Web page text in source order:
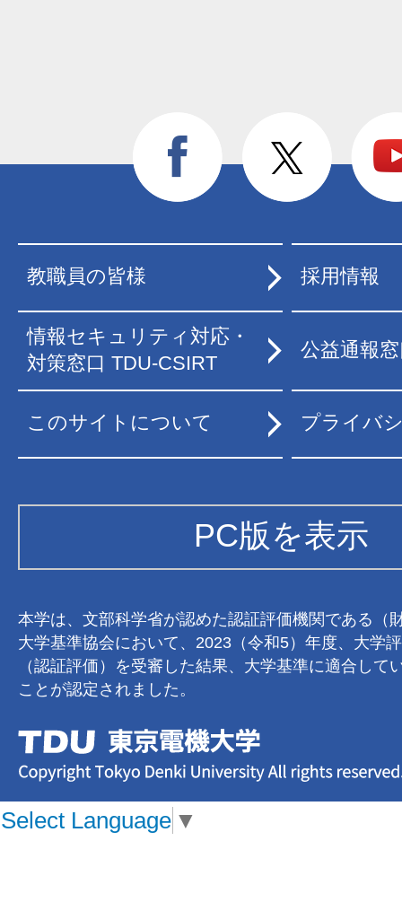
教職員の皆様 採用情報
情報セキュリティ対応・
対策窓口 TDU-CSIRT
公益通報
このサイトについて プライバ
PC版を表示
本学は、文部科学省が認めた認証評価機関である（
大学基準協会において、2023（令和5）年度、大学
（認証評価）を受審した結果、大学基準に適合して
ことが認定されました。
Select Language ▼